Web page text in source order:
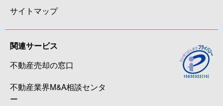
サイトマップ
関連サービス
不動産売却の窓口
不動産業界M&A相談センタ
ー